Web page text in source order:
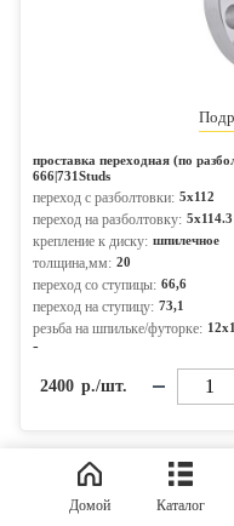
проставка переходная (по
666|731Studs
переход с разболтовки: 5x112
переход на разболтовку: 5x114.3
крепление к диску: шпилечное
толщина,мм: 20
переход со ступицы: 66,6
переход на ступицу: 73,1
резьба на шпильке/футорке:
-
2400 р./шт.
Домой Каталог